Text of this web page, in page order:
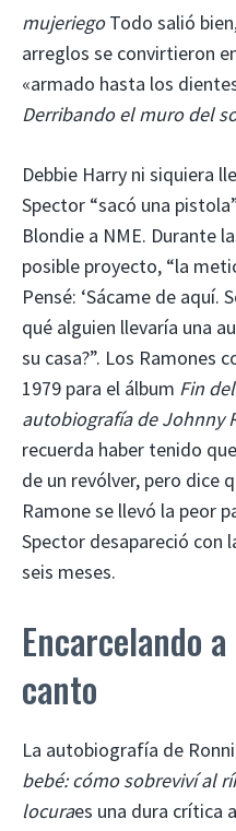
mujeriegoTodo salió
arreglos se convirtieron
«armado hasta los
Derribando el muro del
Debbie Harry ni siquiera
Spector “sacó una
Blondie a NME. Durante
posible proyecto, “la
Pensé: ‘Sácame de aquí.
qué alguien llevaría una
su casa?”. Los Ramones
1979 para el álbum Fin
autobiografía de Johnny
recuerda haber tenido
de un revólver, pero dice
Ramone se llevó la peor
Spector desapareció con
seis meses.
Encarcelando
canto
La autobiografía de
bebé: cómo sobreviví al
locuraes una dura crítica